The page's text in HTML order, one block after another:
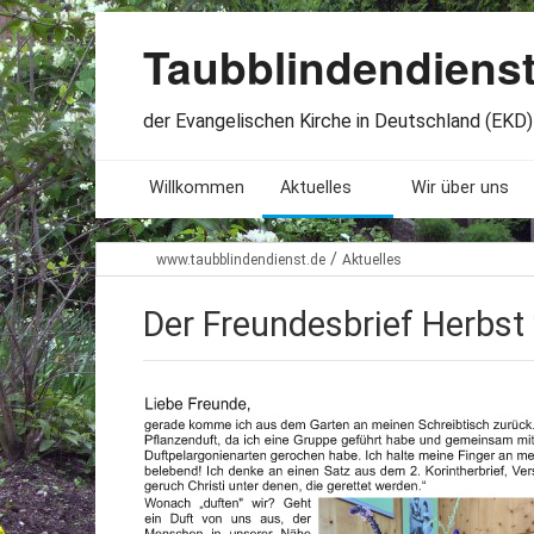
der Evangelischen Kirche in Deutschland (EKD)
Willkommen Aktuelles
Seminare. Termine
Stellenangebote
Freundesbriefe
Beteiligung
Wir über uns
Leitlinien
Geschichte
Lageplan
www.taubblindendienst.de / Aktuelles
Der Freundesbrief Herbst